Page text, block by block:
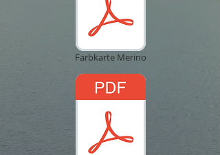
Farbkarte Merino